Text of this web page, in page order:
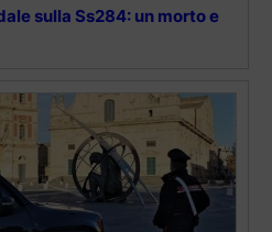
sulla Ss284: un morto e